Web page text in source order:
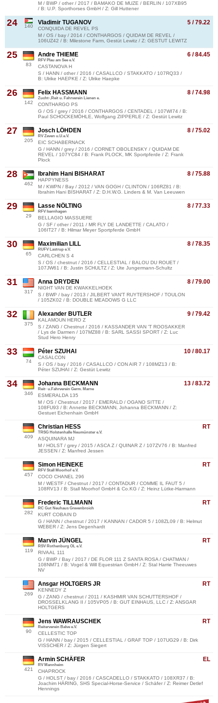
M / BWP / other / 2017 / BAMAKO DE MUZE / BERLIN / 107XB95
/ B: U.P. Sporthorses GmbH / Z: Gill Huttener
24 140
5 / 79.22
Vladimir TUGANOV
CONQUIDA DE REVEL PS
M / OS / bay / 2014 / CONTHARGOS / QUIDAM DE REVEL /
106UZ42 / B: Milestone Farm, Gestüt Lewitz / Z: GESTUT LEWITZ
25
83
6 / 84.45
Andre THIEME
RFV Plau am See e.V.
CASTANOVA H
S / HANN / other / 2016 / CASALLCO / STAKKATO / 107RQ33 /
B: Ulrike HAEPKE / Z: Ulrike Haepke
26
142
8 / 74.98
Felix HASSMANN
Zucht-,Reit u. Fahrverein Lienen e.
CONTHARGO PS
G / OS / grey / 2016 / CONTHARGOS / CENTADEL / 107WI74 / B:
Paul SCHOCKEMÖHLE, Wolfgang ZIPPERLE / Z: Gestüt Lewitz
27
205
8 / 75.02
Josch LÖHDEN
RV Zeven u.U.e.V.
EIC SCHABERNACK
G / HANN / grey / 2016 / CORNET OBOLENSKY / QUIDAM DE
REVEL / 107YC84 / B: Frank PLOCK, MK Sportpferde / Z: Frank
Plock
28
462
8 / 75.88
Ibrahim Hani BISHARAT
HAPPYNESS
M / KWPN / Bay / 2012 / VAN GOGH / CLINTON / 106RZ81 / B:
Ibrahim Hani BISHARAT / Z: D.H.W.G. Linders & M. Van Leeuwen
29
29
8 / 77.33
Lasse NÖLTING
RFV Isernhagen
BELLAGIO MASSUERE
G / SF / other / 2011 / MR FLY DE LANDETTE / CALATO /
106IT27 / B: Hilmar Meyer Sportpferde GmbH
30
65
8 / 78.35
Maximilian LILL
RUFV Lastrup e.V.
CARLCHEN S 4
S / OS / chestnut / 2016 / CELLESTIAL / BALOU DU ROUET /
107JW61 / B: Justin SCHULTZ / Z: Ute Jungermann-Schultz
31
317
8 / 79.00
Anna DRYDEN
NIGHT VAN DE KWAKKELHOEK
S / BWP / bay / 2013 / JILBERT VAN'T RUYTERSHOF / TOULON
/ 105ZK02 / B: DOUBLE MEADOWS G LLC
32
375
9 / 79.42
Alexander BUTLER
KALAMOUN HERO Z
S / ZANG / Chestnut / 2016 / KASSANDER VAN 'T ROOSAKKER
/ Lys de Darmen / 107MZ88 / B: SARL SASSI SPORT / Z: Luc
Stud Hero Henry
33
74
10 / 80.17
Péter SZUHAI
CASALCON
S / OS / bay / 2016 / CASALLCO / CON AIR 7 / 108MZ13 / B:
Péter SZUHAI / Z: Gestüt Lewitz
34
346
13 / 83.72
Johanna BECKMANN
Reit- u.Fahrverein Germ. Marne
ESMERALDA 135
M / OS / Chestnut / 2017 / EMERALD / OGANO SITTE /
108FU93 / B: Annette BECKMANN, Johanna BECKMANN / Z:
Gestuet Eichenhain GmbH
409
RT
Christian HESS
TRSG Holstenhalle Neumünster e.V.
ASQUINARA MJ
M / HOLST / grey / 2015 / ASCA Z / QUINAR Z / 107ZV76 / B: Manfred
JESSEN / Z: Manfred Jessen
457
RT
Simon HEINEKE
RFV Stall Moorhof e.V.
COCO CHANEL 296
M / WESTF / Chestnut / 2017 / CONTADUR / COMME IL FAUT 5 /
108RV13 / B: Stall Moorhof GmbH & Co.KG / Z: Heinz Lütke-Harmann
282
RT
Frederic TILLMANN
RC Gut Neuhaus Grevenbroich
KURT COBAIN D
G / HANN / chestnut / 2017 / KANNAN / CADOR 5 / 108ZL09 / B: Helmut
WEBER / Z: Jens Degenhardt
119
RT
Marvin JÜNGEL
RSV Rothenburg OL e.V.
RIVAAL 111
G / BWP / Bay / 2017 / DE FLOR 111 Z SANTA ROSA / CHATMAN /
108NM71 / B: Vogel & Will Equestrian GmbH / Z: Stal Harrie Theeuwes
NV
269
RT
Ansgar HOLTGERS JR
KENNEDY Z
G / ZANG / chestnut / 2011 / KASHMIR VAN SCHUTTERSHOF /
DROSSELKLANG II / 105VP05 / B: GUT EINHAUS, LLC / Z: ANSGAR
HOLTGERS
90
RT
Jens WAWRAUSCHEK
Reiterverein Balve e.V.
CELLESTIC TOP
G / HANN / bay / 2015 / CELLESTIAL / GRAF TOP / 107UG29 / B: Dirk
VISSCHER / Z: Jürgen Siegert
421
EL
Armin SCHÄFER
RV Mannheim
CHAPROCK
G / HOLST / bay / 2016 / CASCADELLO / STAKKATO / 108XR37 / B:
Joachim HÄRING, SHS Special-Horse-Service / Schäfer / Z: Reimer Detlef
Hennings